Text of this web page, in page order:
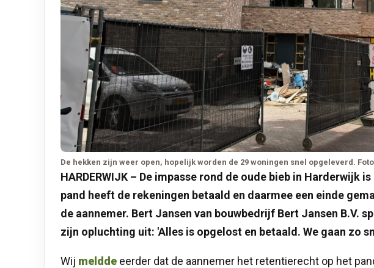
De hekken zijn weer open, hopelijk worden de 29 woningen snel opgeleverd.
HARDERWIJK – De impasse rond de oude bieb in Harderwijk
pand heeft de rekeningen betaald en daarmee een einde
de aannemer. Bert Jansen van bouwbedrijf Bert Jansen B.V.
zijn opluchting uit: 'Alles is opgelost en betaald. We gaan zo
Wij meldde eerder dat de aannemer het retentierecht op het